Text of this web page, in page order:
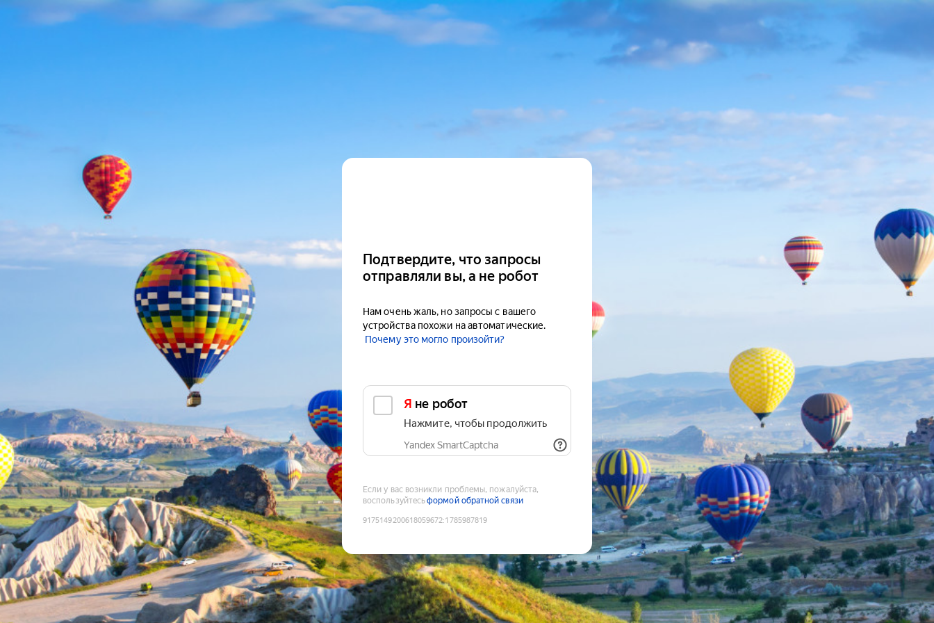
Подтвердите, что запросы
отправляли вы, а не робот
Нам очень жаль, но запросы с вашего
устройства похожи на автоматические.
Почему это могло произойти?
Я не робот
Нажмите, чтобы продолжить
Yandex SmartCaptcha
Если у вас возникли проблемы, пожалуйста,
воспользуйтесьформой обратной связи
9175149200618059672:1785987819